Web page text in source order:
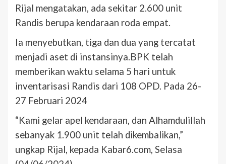
Rijal mengatakan, ada sekitar 2.600 unit
Randis berupa kendaraan roda empat.
Ia menyebutkan, tiga dan dua yang tercatat
menjadi aset di instansinya.BPK telah
memberikan waktu selama 5 hari untuk
inventarisasi Randis dari 108 OPD. Pada 26-
27 Februari 2024
“Kami gelar apel kendaraan, dan Alhamdulillah
sebanyak 1.900 unit telah dikembalikan,”
ungkap Rijal, kepada Kabar6.com, Selasa